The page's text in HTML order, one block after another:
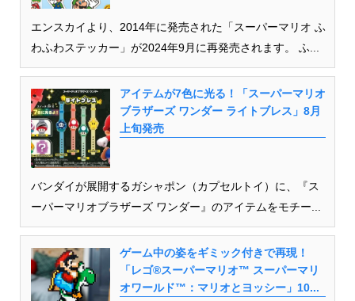
エンスカイより、2014年に発売された「スーパーマリオ ふ
わふわステッカー」が2024年9月に再発売されます。 ふ...
アイテムが7色に光る！「スーパーマリオ
ブラザーズ ワンダー ライトブレス」8月
上旬発売
バンダイが展開するガシャポン（カプセルトイ）に、『ス
ーパーマリオブラザーズ ワンダー』のアイテムをモチー...
ゲーム中の姿をギミック付きで再現！
「レゴ®スーパーマリオ™ スーパーマリ
オワールド™：マリオとヨッシー」10...